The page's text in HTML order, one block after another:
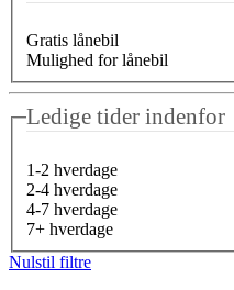
Gratis lånebil
Mulighed for lånebil
Ledige tider indenfor
1-2 hverdage
2-4 hverdage
4-7 hverdage
7+ hverdage
Nulstil filtre